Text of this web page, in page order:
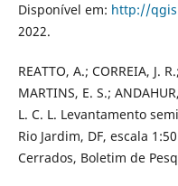
Disponível em: http://
2022.
REATTO, A.; CORREIA, J.
MARTINS, E. S.;
L. C. L. Levantamento
Rio Jardim, DF, escala
Cerrados, Boletim de